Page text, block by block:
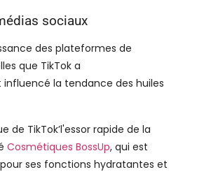
sociaux
des plateformes de
que TikTok a
la tendance des huiles
de TikTok’l'essor rapide de la
Cosmétiques BossUp, qui est
ses fonctions hydratantes et